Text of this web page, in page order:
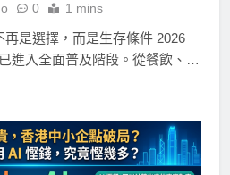
0 1 mins
是選擇，而是生存條件 2026
進入全面普及階段。從餐飲、…